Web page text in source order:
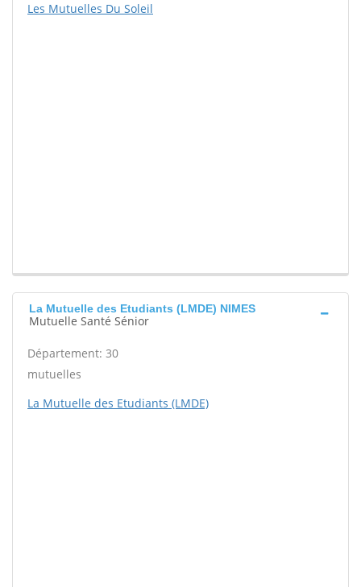
Les Mutuelles Du Soleil
La Mutuelle des Etudiants (LMDE) NIMES
Mutuelle Santé Sénior
Département: 30
mutuelles
La Mutuelle des Etudiants (LMDE)